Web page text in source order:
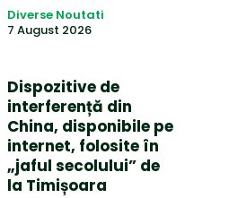
Diverse Noutati
7 August 2026
Dispozitive de
interferență din
China, disponibile pe
internet, folosite în
„jaful secolului” de
la Timișoara